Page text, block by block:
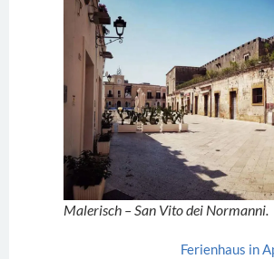
Malerisch – San Vito dei Normanni.
Ferienhaus in